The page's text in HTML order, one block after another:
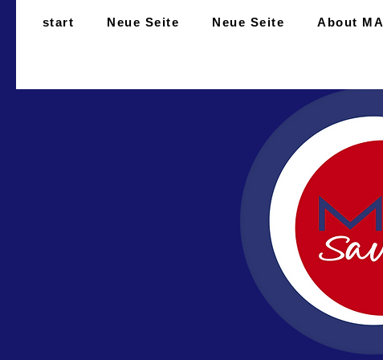
start Neue Seite Neue Seite About MA